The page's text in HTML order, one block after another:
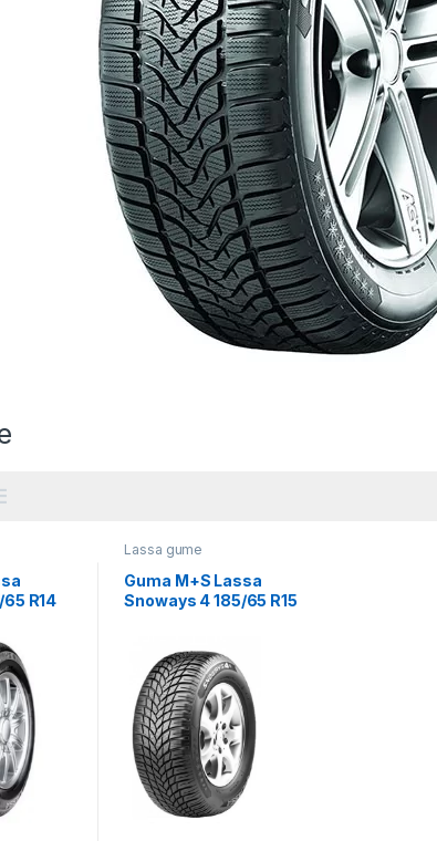
R14
Lassa gume
Guma M+S Lassa
Snoways 4 185/65 R15